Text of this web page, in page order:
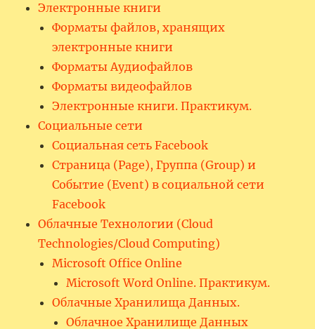
Электронные книги
Форматы файлов, хранящих
электронные книги
Форматы Аудиофайлов
Форматы видеофайлов
Электронные книги. Практикум.
Социальные сети
Социальная сеть Facebook
Страница (Page), Группа (Group) и
Событие (Event) в социальной сети
Facebook
Облачные Технологии (Cloud
Technologies/Cloud Computing)
Microsoft Office Online
Microsoft Word Online. Практикум.
Облачные Хранилища Данных.
Облачное Хранилище Данных